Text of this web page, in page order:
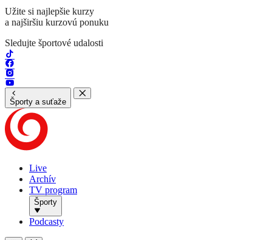
Užite si najlepšie kurzy
a najširšiu kurzovú ponuku
Sledujte športové udalosti
Športy a suťaže
Live
Archív
TV program
Športy
Podcasty